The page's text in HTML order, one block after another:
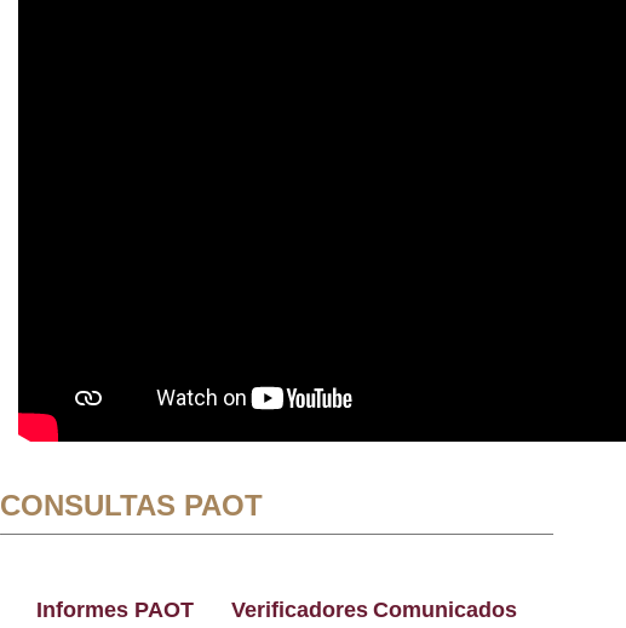
CONSULTAS PAOT
Informes PAOT
Verificadores Comunicados